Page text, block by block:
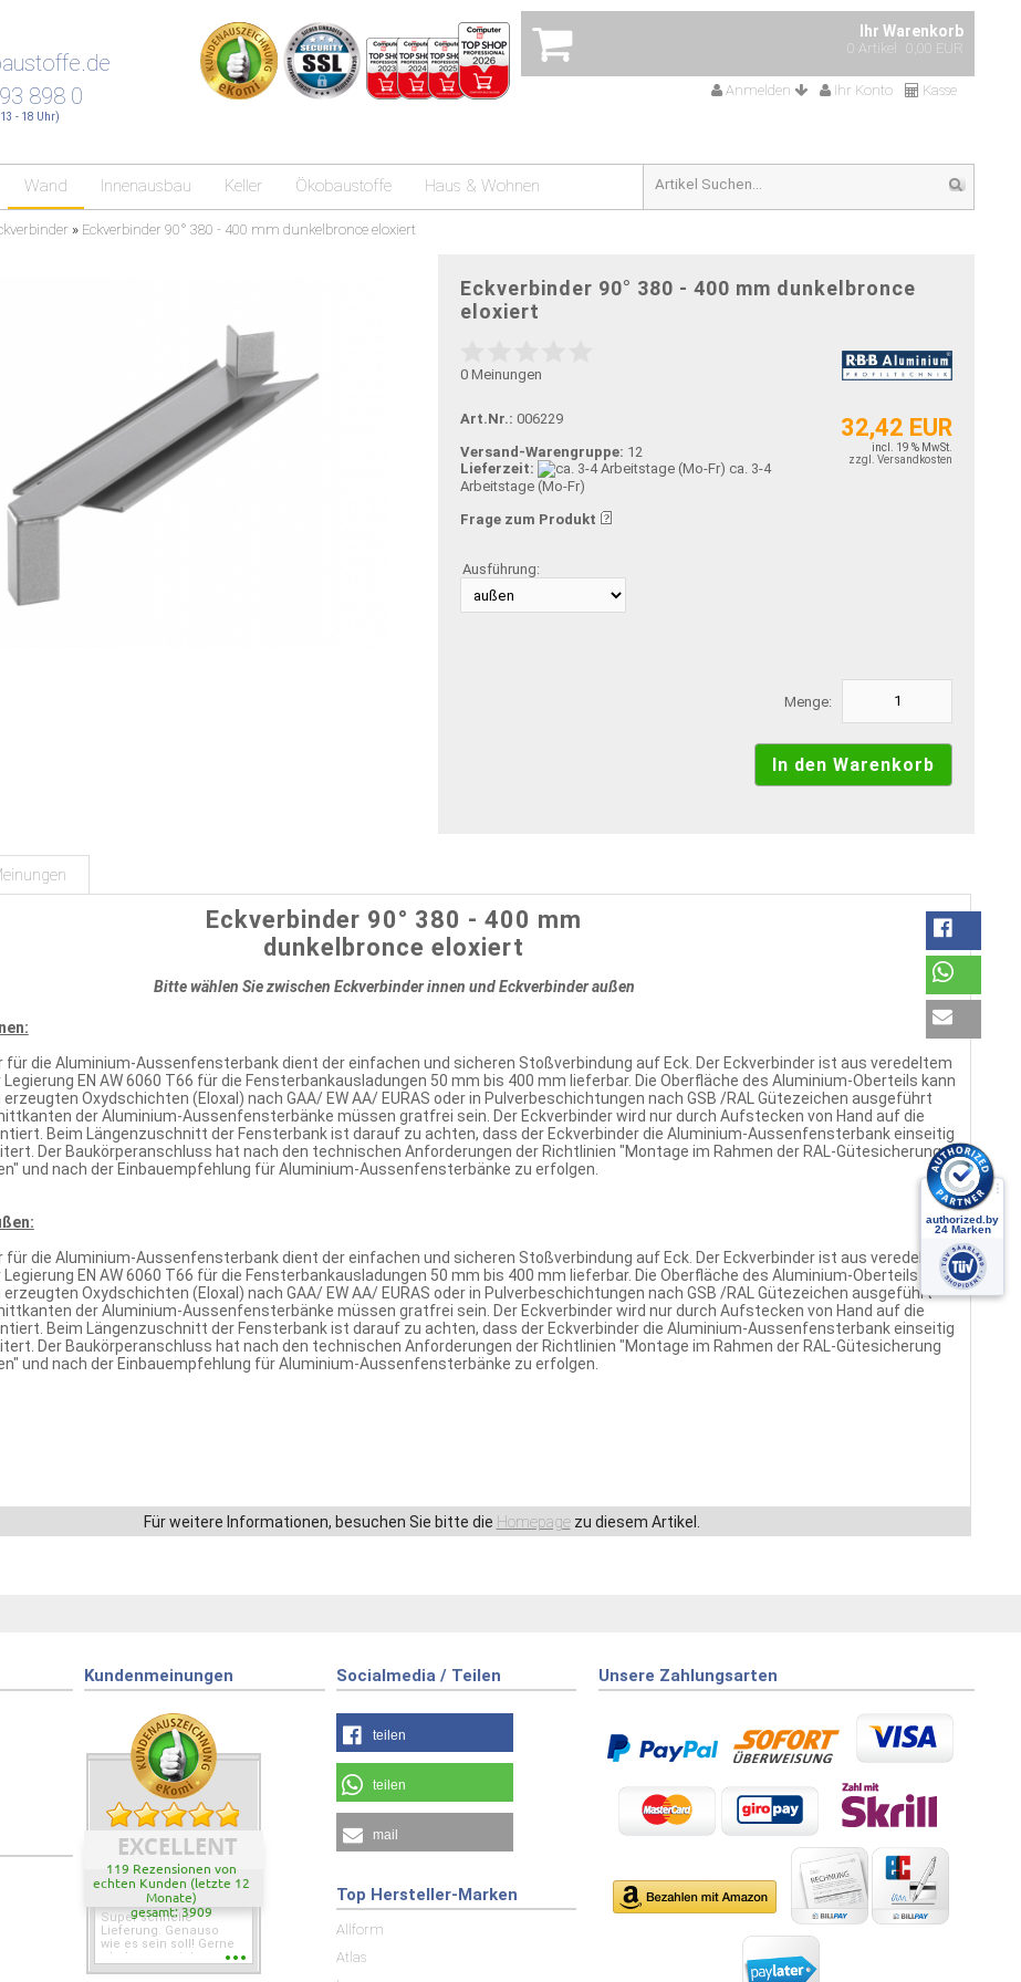
Ihr Warenkorb
0 Artikel 0,00 EUR
Anmelden Ihr Konto Kasse
898 0
- 18 Uhr)
Wand Innenausbau Keller Ökobaustoffe Haus & Wohnen
» Eckverbinder 90° 380 - 400 mm dunkelbronce eloxiert
Eckverbinder 90° 380 - 400 mm dunkelbronce
eloxiert
0 Meinungen
32,42 EUR
incl. 19 % MwSt.
zzgl. Versandkosten
Art.Nr.: 006229
Versand-Warengruppe: 12
Lieferzeit:
ca. 3-4
Arbeitstage (Mo-Fr)
Frage zum Produkt
Ausführung:
Menge:
Eckverbinder 90° 380 - 400 mm
dunkelbronce eloxiert
Bitte wählen Sie zwischen Eckverbinder innen und Eckverbinder außen
für die Aluminium-Aussenfensterbank dient der einfachen und sicheren Stoßverbindung auf Eck. Der Eckverbinder ist aus veredeltem
EN AW 6060 T66 für die Fensterbankausladungen 50 mm bis 400 mm lieferbar. Die Oberfläche des Aluminium-Oberteils kann
Oxydschichten (Eloxal) nach GAA/ EW AA/ EURAS oder in Pulverbeschichtungen nach GSB /RAL Gütezeichen ausgeführt
der Aluminium-Aussenfensterbänke müssen gratfrei sein. Der Eckverbinder wird nur durch Aufstecken von Hand auf die
Beim Längenzuschnitt der Fensterbank ist darauf zu achten, dass der Eckverbinder die Aluminium-Aussenfensterbank einseitig
Der Baukörperanschluss hat nach den technischen Anforderungen der Richtlinien "Montage im Rahmen der RAL-Gütesicherung
und nach der Einbauempfehlung für Aluminium-Aussenfensterbänke zu erfolgen.
für die Aluminium-Aussenfensterbank dient der einfachen und sicheren Stoßverbindung auf Eck. Der Eckverbinder ist aus veredeltem
EN AW 6060 T66 für die Fensterbankausladungen 50 mm bis 400 mm lieferbar. Die Oberfläche des Aluminium-Oberteils kann
Oxydschichten (Eloxal) nach GAA/ EW AA/ EURAS oder in Pulverbeschichtungen nach GSB /RAL Gütezeichen ausgeführt
der Aluminium-Aussenfensterbänke müssen gratfrei sein. Der Eckverbinder wird nur durch Aufstecken von Hand auf die
Beim Längenzuschnitt der Fensterbank ist darauf zu achten, dass der Eckverbinder die Aluminium-Aussenfensterbank einseitig
Der Baukörperanschluss hat nach den technischen Anforderungen der Richtlinien "Montage im Rahmen der RAL-Gütesicherung
und nach der Einbauempfehlung für Aluminium-Aussenfensterbänke zu erfolgen.
Für weitere Informationen, besuchen Sie bitte die Homepagezu diesem Artikel.
Kundenmeinungen
EXCELLENT
119 Rezensionen von
echten Kunden (letzte 12
Monate)
gesamt: 3909
Super schnelle
Lieferung. Genauso
wie es sein soll! Gerne
wieder wenn ich was
Socialmedia / Teilen
teilen
teilen
mail
Unsere Zahlungsarten
Top Hersteller-Marken
Allform
Atlas